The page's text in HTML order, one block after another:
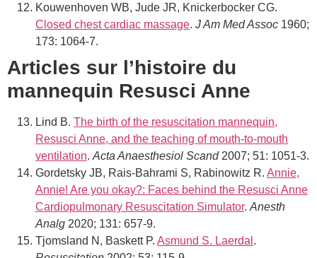
Kouwenhoven WB, Jude JR, Knickerbocker CG.
Closed chest cardiac massage. J Am Med Assoc 1960;
173: 1064-7.
Articles sur l’histoire du
mannequin Resusci Anne
Lind B. The birth of the resuscitation mannequin,
Resusci Anne, and the teaching of mouth-to-mouth
ventilation. Acta Anaesthesiol Scand2007; 51: 1051-3.
Gordetsky JB, Rais-Bahrami S, Rabinowitz R. Annie,
Annie! Are you okay?: Faces behind the Resusci Anne
Cardiopulmonary Resuscitation Simulator. Anesth
Analg 2020; 131: 657-9.
Tjomsland N, Baskett P. Asmund S. Laerdal .